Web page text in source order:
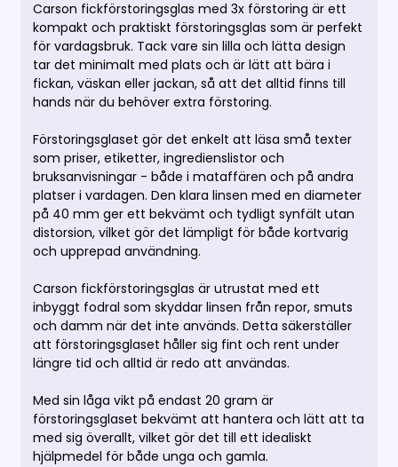
Carson fickförstoringsglas med 3x förstoring är ett
kompakt och praktiskt förstoringsglas som är perfekt
för vardagsbruk. Tack vare sin lilla och lätta design
tar det minimalt med plats och är lätt att bära i
fickan, väskan eller jackan, så att det alltid finns till
hands när du behöver extra förstoring.
Förstoringsglaset gör det enkelt att läsa små texter
som priser, etiketter, ingredienslistor och
bruksanvisningar - både i mataffären och på andra
platser i vardagen. Den klara linsen med en diameter
på 40 mm ger ett bekvämt och tydligt synfält utan
distorsion, vilket gör det lämpligt för både kortvarig
och upprepad användning.
Carson fickförstoringsglas är utrustat med ett
inbyggt fodral som skyddar linsen från repor, smuts
och damm när det inte används. Detta säkerställer
att förstoringsglaset håller sig fint och rent under
längre tid och alltid är redo att användas.
Med sin låga vikt på endast 20 gram är
förstoringsglaset bekvämt att hantera och lätt att ta
med sig överallt, vilket gör det till ett idealiskt
hjälpmedel för både unga och gamla.